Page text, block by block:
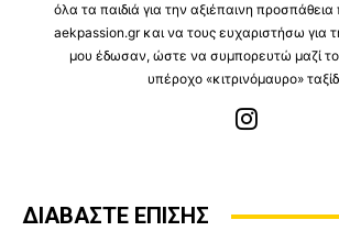
όλα τα παιδιά για την αξιέπαινη
aekpassion.gr και να τους ευχαριστήσω για
μου έδωσαν, ώστε να συμπορευτώ μαζί
υπέροχο «κιτρινόμαυρο»
ΔΙΑΒΑΣΤΕ ΕΠΙΣΗΣ